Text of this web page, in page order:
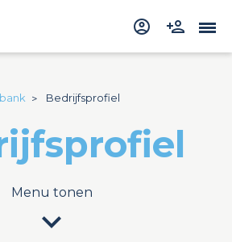
Bedrijfsprofiel
Menu tonen
expand_more